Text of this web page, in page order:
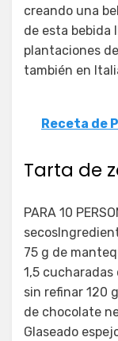
creando una
de esta bebida
plantaciones
también en
Receta de
Tarta de
PARA 10
75 g de
1,5
sin refinar 120
de chocolate
Glaseado